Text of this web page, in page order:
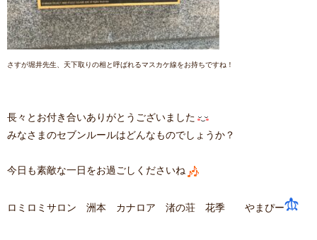
さすが堀井先生、天下取りの相と呼ばれるマスカケ線をお持ちですね！
長々とお付き合いありがとうございました
みなさまのセブンルールはどんなものでしょうか？
今日も素敵な一日をお過ごしくださいね
ロミロミサロン 洲本 カナロア 渚の荘 花季 やまぴー